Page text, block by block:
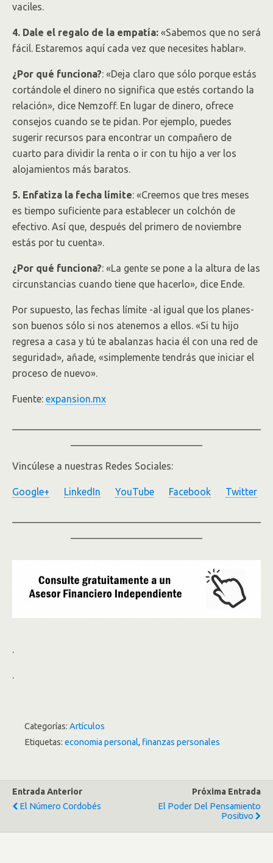
vaciles.
4. Dale el regalo de la empatía: «Sabemos que no será
fácil. Estaremos aquí cada vez que necesites hablar».
¿Por qué funciona?: «Deja claro que sólo porque estás
cortándole el dinero no significa que estés cortando la
relación», dice Nemzoff. En lugar de dinero, ofrece
consejos cuando se te pidan. Por ejemplo, puedes
sugerir recursos para encontrar un compañero de
cuarto para dividir la renta o ir con tu hijo a ver los
alojamientos más baratos.
5. Enfatiza la fecha límite: «Creemos que tres meses
es tiempo suficiente para establecer un colchón de
efectivo. Así que, después del primero de noviembre
estás por tu cuenta».
¿Por qué funciona?: «La gente se pone a la altura de las
circunstancias cuando tiene que hacerlo», dice Ende.
Por supuesto, las fechas límite -al igual que los planes-
son buenos sólo si nos atenemos a ellos. «Si tu hijo
regresa a casa y tú te abalanzas hacia él con una red de
seguridad», añade, «simplemente tendrás que iniciar el
proceso de nuevo».
Fuente: expansion.mx
Vincúlese a nuestras Redes Sociales:
Google+ LinkedIn YouTube Facebook Twitter
.
.
Categorías: Artículos
Etiquetas: economia personal, finanzas personales
Entrada Anterior
El Número Cordobés
Próxima Entrada
El Poder Del Pensamiento
Positivo